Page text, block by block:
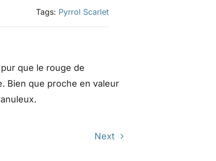
Tags: Pyrrol Scarlet
que le rouge de
Bien que proche en valeur
Next